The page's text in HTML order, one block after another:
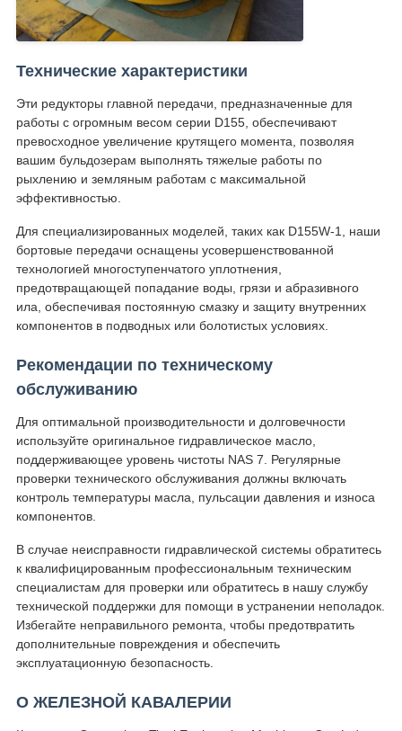
Технические характеристики
Эти редукторы главной передачи, предназначенные для
работы с огромным весом серии D155, обеспечивают
превосходное увеличение крутящего момента, позволяя
вашим бульдозерам выполнять тяжелые работы по
рыхлению и земляным работам с максимальной
эффективностью.
Для специализированных моделей, таких как D155W-1, наши
бортовые передачи оснащены усовершенствованной
технологией многоступенчатого уплотнения,
предотвращающей попадание воды, грязи и абразивного
ила, обеспечивая постоянную смазку и защиту внутренних
компонентов в подводных или болотистых условиях.
Рекомендации по техническому
обслуживанию
Для оптимальной производительности и долговечности
используйте оригинальное гидравлическое масло,
поддерживающее уровень чистоты NAS 7. Регулярные
проверки технического обслуживания должны включать
контроль температуры масла, пульсации давления и износа
компонентов.
В случае неисправности гидравлической системы обратитесь
к квалифицированным профессиональным техническим
специалистам для проверки или обратитесь в нашу службу
технической поддержки для помощи в устранении неполадок.
Избегайте неправильного ремонта, чтобы предотвратить
дополнительные повреждения и обеспечить
эксплуатационную безопасность.
О ЖЕЛЕЗНОЙ КАВАЛЕРИИ